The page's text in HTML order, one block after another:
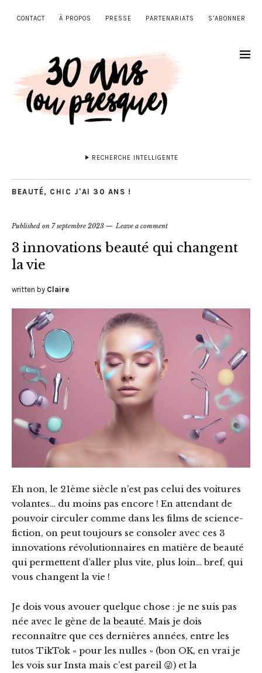
CONTACT À PROPOS PRESSE PARTENARIATS S’ABONNER
RECHERCHE INTELLIGENTE
BEAUTÉ, CHIC J'AI 30 ANS !
Published on 7 septembre 2023 Leave a comment
3 innovations beauté qui changent
la vie
written by Claire
Eh non, le 21ème siècle n’est pas celui des voitures
volantes… du moins pas encore ! En attendant de
pouvoir circuler comme dans les films de science-
fiction, on peut toujours se consoler avec ces 3
innovations révolutionnaires en matière de beauté
qui permettent d’aller plus vite, plus loin… bref, qui
vous changent la vie !
Je dois vous avouer quelque chose : je ne suis pas
née avec le gène de labeauté. Mais je dois
reconnaître que ces dernières années, entre les
tutos TikTok « pour les nulles » (bon OK, en vrai je
les vois sur Insta mais c’est pareil 😜) et la